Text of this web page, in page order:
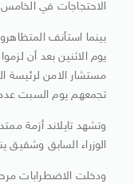
الاحتجاجات في
بينما استأنف
يوم الاثنين بعد أن لزموا
مستشار الامن لرئيسة
تجمعهم يوم السبت عددا يصل
وتشهد تايلاند أزمة
الوزراء السابق وشقيق
ودخلت الاضطرابات